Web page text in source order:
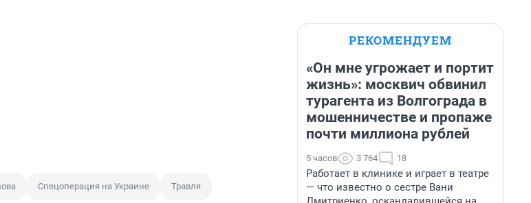
Спецоперация на Украине Травля
РЕКОМЕНДУЕМ
«Он мне угрожает и портит
жизнь»: москвич обвинил
турагента из Волгограда в
мошенничестве и пропаже
почти миллиона рублей
5 часов 3 764 18
Работает в клинике и играет в театре
— что известно о сестре Вани